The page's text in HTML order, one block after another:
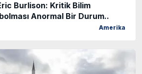
Burlison: Kritik Bilim
Anormal Bir Durum..
Amerika